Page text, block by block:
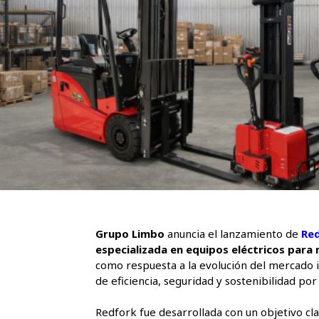
Grupo Limbo anuncia el lanzamiento de
especializada en equipos eléctricos
como respuesta a la evolución del
de eficiencia, seguridad y sostenibilidad
Redfork fue desarrollada con un objetivo